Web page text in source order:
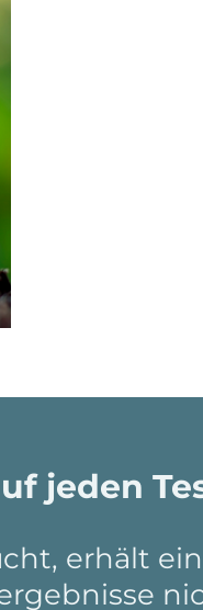
jeden
erhält